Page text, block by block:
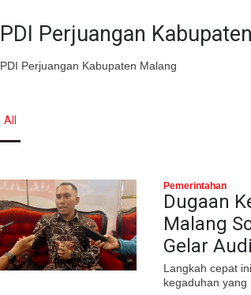
PDI Perjuangan
PDI Perjuangan Kabupaten Malang
All
Pemerintahan
Dugaan
Malang
Gelar
Langkah cepat
kegaduhan yang